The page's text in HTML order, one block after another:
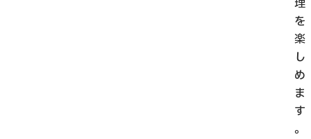
を
楽
し
め
ま
す
。